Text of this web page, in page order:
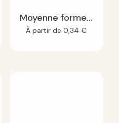
Moyenne forme de découpe à planter
À partir de0,34€